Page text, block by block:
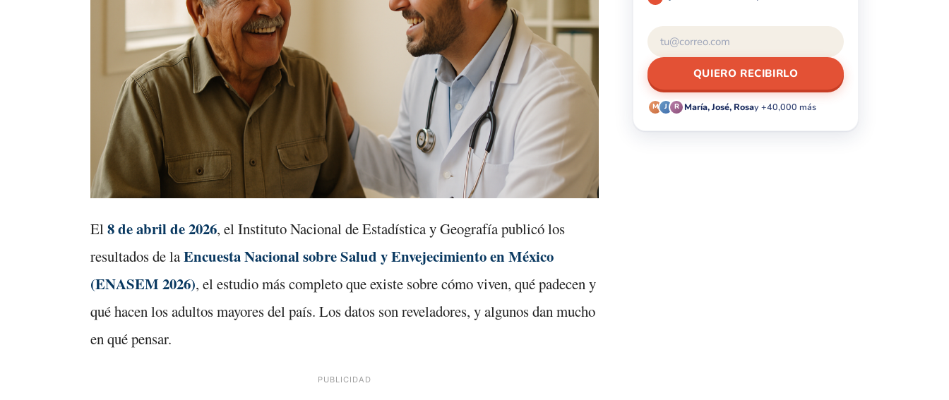
El8 de abril de 2026, el Instituto Nacional de Estadística y Geografía publicó los
resultados de laEncuesta Nacional sobre Salud y Envejecimiento en México
(ENASEM 2026), el estudio más completo que existe sobre cómo viven, qué padecen y
qué hacen los adultos mayores del país. Los datos son reveladores, y algunos dan mucho
en qué pensar.
PUBLICIDAD
QUIERO RECIBIRLO
M J R María, José, Rosay +40,000 más